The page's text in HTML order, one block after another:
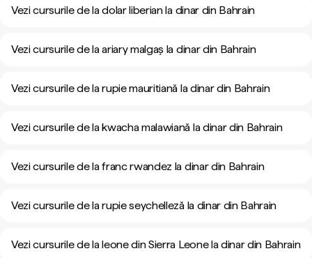
Vezi cursurile de la dolar liberian la dinar din Bahrain
Vezi cursurile de la ariary malgaș la dinar din Bahrain
Vezi cursurile de la rupie mauritiană la dinar din Bahrain
Vezi cursurile de la kwacha malawiană la dinar din Bahrain
Vezi cursurile de la franc rwandez la dinar din Bahrain
Vezi cursurile de la rupie seychelleză la dinar din Bahrain
Vezi cursurile de la leone din Sierra Leone la dinar din Bahrain